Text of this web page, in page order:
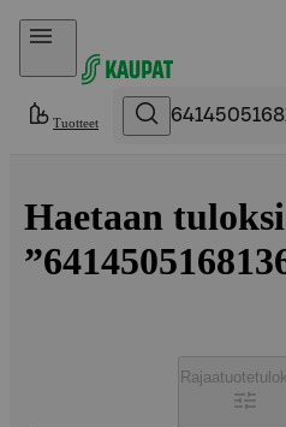
Hyppää sisältöön
Tuotteet
Haetaan
Rajaa